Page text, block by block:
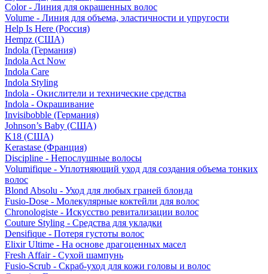
Color - Линия для окрашенных волос
Volume - Линия для объема, эластичности и упругости
Help Is Here (Россия)
Hempz (США)
Indola (Германия)
Indola Act Now
Indola Care
Indola Styling
Indola - Окислители и технические средства
Indola - Окрашивание
Invisibobble (Германия)
Johnson’s Baby (США)
K18 (США)
Kerastase (Франция)
Discipline - Непослушные волосы
Volumifique - Уплотняющий уход для создания объема тонких
волос
Blond Absolu - Уход для любых граней блонда
Fusio-Dose - Молекулярные коктейли для волос
Chronologiste - Искусство ревитализации волос
Couture Styling - Средства для укладки
Densifique - Потеря густоты волос
Elixir Ultime - На основе драгоценных масел
Fresh Affair - Сухой шампунь
Fusio-Scrub - Скраб-уход для кожи головы и волос